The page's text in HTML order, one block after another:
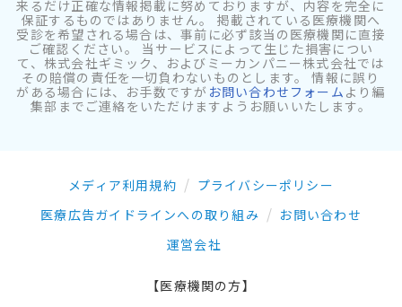
来るだけ正確な情報掲載に努めておりますが、内容を完全に
保証するものではありません。 掲載されている医療機関へ
受診を希望される場合は、事前に必ず該当の医療機関に直接
ご確認ください。 当サービスによって生じた損害につい
て、株式会社ギミック、およびミーカンパニー株式会社では
その賠償の責任を一切負わないものとします。 情報に誤り
がある場合には、お手数ですが お問い合わせフォーム より編
集部までご連絡をいただけますようお願いいたします。
メディア利用規約
プライバシーポリシー
医療広告ガイドラインへの取り組み
お問い合わせ
運営会社
【医療機関の方】